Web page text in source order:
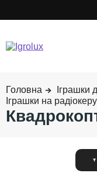
Іграшки
Іграшки на